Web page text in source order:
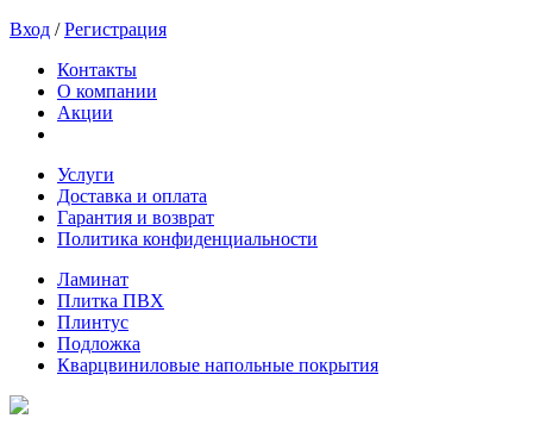
Вход /Регистрация
Контакты
О компании
Акции
Услуги
Доставка и оплата
Гарантия и возврат
Политика конфиденциальности
Ламинат
Плитка ПВХ
Плинтус
Подложка
Кварцвиниловые напольные покрытия